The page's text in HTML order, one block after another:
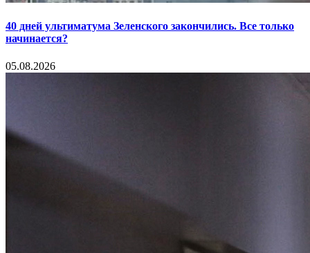
40 дней ультиматума Зеленского закончились. Все только
начинается?
05.08.2026